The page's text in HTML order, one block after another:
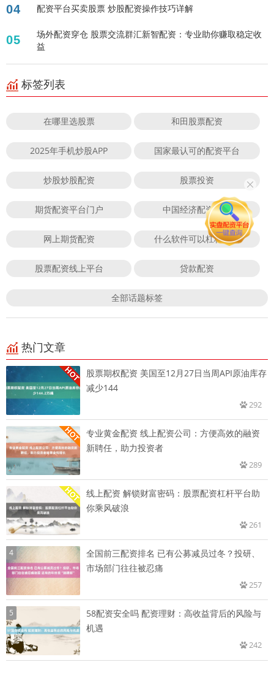
04 配资平台买卖股票 炒股配资操作技巧详解
05
场外配资穿仓 股票交流群汇新智配资：专业助你赚取稳定收
益
标签列表
在哪里选股票 和田股票配资
2025年手机炒股APP 国家最认可的配资平台
炒股炒股配资 股票投资
期货配资平台门户 中国经济配资平台
网上期货配资 什么软件可以杠杆炒股
股票配资线上平台 贷款配资
全部话题标签
热门文章
股票期权配资 美国至12月27日当周API原油库存
减少144
292
专业黄金配资 线上配资公司：方便高效的融资
新聘任，助力投资者
289
线上配资 解锁财富密码：股票配资杠杆平台助
你乘风破浪
261
4
全国前三配资排名 已有公募减员过冬？投研、
市场部门往往被忍痛
257
5
58配资安全吗 配资理财：高收益背后的风险与
机遇
242